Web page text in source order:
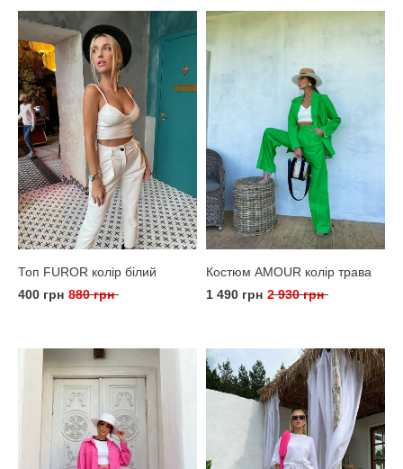
Топ FUROR колір білий
400 грн 880 грн
Костюм AMOUR колір трава
1 490 грн 2 930 грн